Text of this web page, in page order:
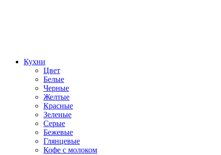
Кухни
Цвет
Белые
Черные
Желтые
Красные
Зеленые
Серые
Бежевые
Глянцевые
Кофе с молоком